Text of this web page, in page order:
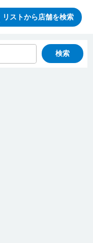
リストから店舗を検索
検索